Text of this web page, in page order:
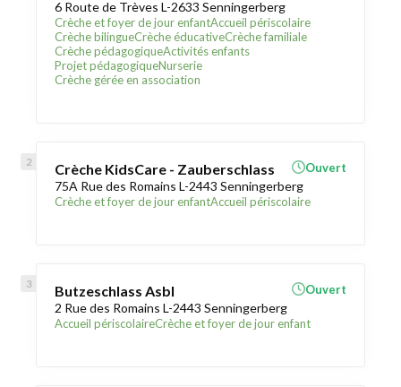
6 Route de Trèves L-2633 Senningerberg
Crèche et foyer de jour enfantAccueil périscolaire
Crèche bilingueCrèche éducativeCrèche familiale
Crèche pédagogiqueActivités enfants
Projet pédagogiqueNurserie
Crèche gérée en association
Crèche KidsCare - Zauberschlass
75A Rue des Romains L-2443 Senningerberg
Crèche et foyer de jour enfantAccueil périscolaire
Ouvert
Butzeschlass Asbl
2 Rue des Romains L-2443 Senningerberg
Accueil périscolaireCrèche et foyer de jour enfant
Ouvert